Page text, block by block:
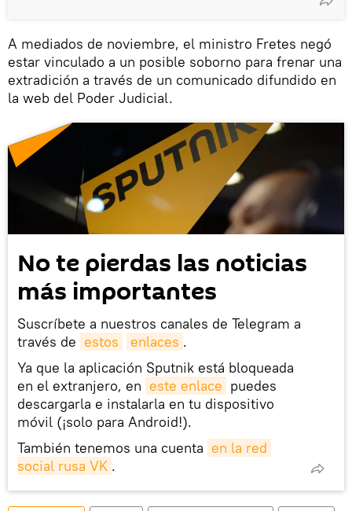
A mediados de noviembre, el ministro Fretes negó
estar vinculado a un posible soborno para frenar una
extradición a través de un comunicado difundido en
la web del Poder Judicial.
No te pierdas las noticias
más importantes
Suscríbete a nuestros canales de Telegram a
través de estos enlaces .
Ya que la aplicación Sputnik está bloqueada
en el extranjero, en este enlace puedes
descargarla e instalarla en tu dispositivo
móvil (¡solo para Android!).
También tenemos una cuenta en la red
social rusa VK .